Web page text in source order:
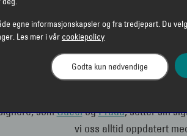
er noen av de mest fremtredende
ser vi mer fargede glass og
solbriller, er fortsatt en
somGucciogPrada, setter sin
vi oss alltid oppdatert
egne informasjonskapsler og fra tredjepart. Du
Les mer i vår cookiepolicy
Godta kun nødvendige